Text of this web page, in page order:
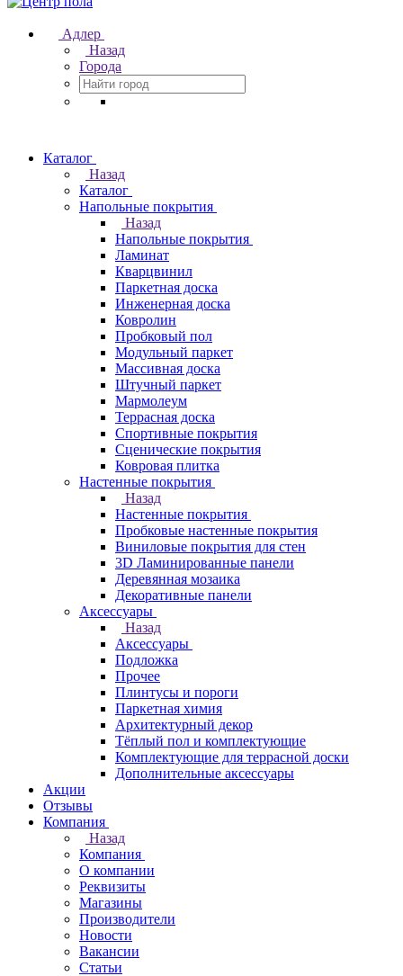
Адлер
Назад
Города
Каталог
Назад
Каталог
Напольные покрытия
Назад
Напольные покрытия
Ламинат
Кварцвинил
Паркетная доска
Инженерная доска
Ковролин
Пробковый пол
Модульный паркет
Массивная доска
Штучный паркет
Мармолеум
Террасная доска
Спортивные покрытия
Сценические покрытия
Ковровая плитка
Настенные покрытия
Назад
Настенные покрытия
Пробковые настенные покрытия
Виниловые покрытия для стен
3D Ламинированные панели
Деревянная мозаика
Декоративные панели
Аксессуары
Назад
Аксессуары
Подложка
Прочее
Плинтусы и пороги
Паркетная химия
Архитектурный декор
Тёплый пол и комплектующие
Комплектующие для террасной доски
Дополнительные аксессуары
Акции
Отзывы
Компания
Назад
Компания
О компании
Реквизиты
Магазины
Производители
Новости
Вакансии
Статьи